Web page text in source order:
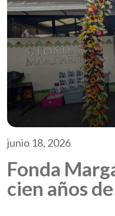
junio 18, 2026
Fonda
cien años